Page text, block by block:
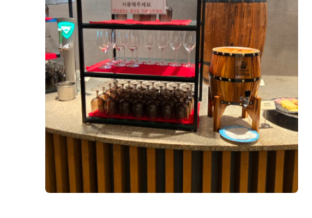
진짜로 추천입니다 꼭 한두잔씩 하고 가세요 ㅎㅎㅎㅎㅎ
ㅎ 위더스에서 앞둔 예식 너무 기대중입니다~~
11월이 언제 올런지 빨리 결혼하고 싶네요~~~!!!!
데 위더스는 웨딩홀도 기가막힌데!!!!!!!
음식이 도레미쳣습니다 오늘 먹고와서 기절하는줄..
입짧은 제 남편 3접시 클리어 해버리고
원래면 한접시에 휘청거릴사람인데 3접시나 먹었다니까
요..?결혼식에 중요한 자리를 맡아주는 친구와도
같이 다녀왓는데 세상세상 이친구도 만족
거의 미슐랭 입맛을 가진 친군데 만족에 손가락을 치켜올
렷어요ㅋㅋㅋㅋㅋㅋ
저도 이제 나이가 나이인지라 결혼식 열심히 참석해서 다
녀봣는데 솔직히 코스요리로 나오는곳보단 뷔페를 선호
햇고 뷔페중에서도 고르자면 위더스가 일등이랄까요 모
든 음식이 깔끔하고 정갈하고 보기만 해도 배가고플정도
더 보기
+8